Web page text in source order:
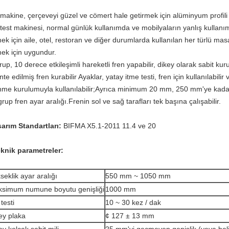
çerçeveyi güzel ve cömert hale getirmek için alüminyum
makinesi, normal günlük kullanımda ve mobilyaların yanlış
için aile, otel, restoran ve diğer durumlarda kullanılan her türlü
için uygundur.
10 derece etkileşimli hareketli fren yapabilir, dikey olarak sabit
edilmiş fren kurabilir Ayaklar, yatay itme testi, fren için
kurulumuyla kullanılabilir;Ayrıca minimum 20 mm, 250 mm'ye
fren ayar aralığı.Frenin sol ve sağ tarafları tek başına çalışabilir.
Standartları: BIFMA X5.1-2011 11.4 ve 20
parametreler:
ayar aralığı
550 mm ~ 1050 mm
numune boyutu genişliği1000 mm
testi
10 ~ 30 kez / dak
plaka
¢ 127 ± 13 mm